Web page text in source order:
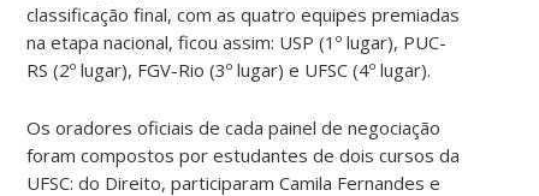
classificação final, com as quatro equipes premiadas
na etapa nacional, ficou assim: USP (1º lugar), PUC-
RS (2º lugar), FGV-Rio (3º lugar) e UFSC (4º lugar).
Os oradores oficiais de cada painel de negociação
foram compostos por estudantes de dois cursos da
UFSC: do Direito, participaram Camila Fernandes e